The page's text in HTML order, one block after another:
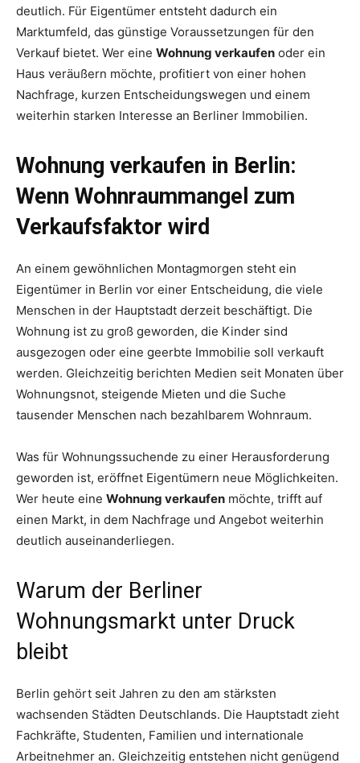
deutlich. Für Eigentümer entsteht dadurch ein
Marktumfeld, das günstige Voraussetzungen für den
Verkauf bietet. Wer eine Wohnung verkaufen oder ein
Haus veräußern möchte, profitiert von einer hohen
Nachfrage, kurzen Entscheidungswegen und einem
weiterhin starken Interesse an Berliner Immobilien.
Wohnung verkaufen in Berlin:
Wenn Wohnraummangel zum
Verkaufsfaktor wird
An einem gewöhnlichen Montagmorgen steht ein
Eigentümer in Berlin vor einer Entscheidung, die viele
Menschen in der Hauptstadt derzeit beschäftigt. Die
Wohnung ist zu groß geworden, die Kinder sind
ausgezogen oder eine geerbte Immobilie soll verkauft
werden. Gleichzeitig berichten Medien seit Monaten über
Wohnungsnot, steigende Mieten und die Suche
tausender Menschen nach bezahlbarem Wohnraum.
Was für Wohnungssuchende zu einer Herausforderung
geworden ist, eröffnet Eigentümern neue Möglichkeiten.
Wer heute eine Wohnung verkaufen möchte, trifft auf
einen Markt, in dem Nachfrage und Angebot weiterhin
deutlich auseinanderliegen.
Warum der Berliner
Wohnungsmarkt unter Druck
bleibt
Berlin gehört seit Jahren zu den am stärksten
wachsenden Städten Deutschlands. Die Hauptstadt zieht
Fachkräfte, Studenten, Familien und internationale
Arbeitnehmer an. Gleichzeitig entstehen nicht genügend